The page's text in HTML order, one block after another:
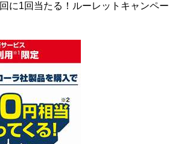
に1回当たる！ルーレットキャンペー